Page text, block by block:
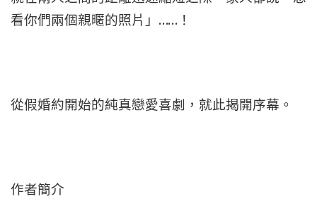
看你們兩個親暱的照片」……！
從假婚約開始的純真戀愛喜劇，就此揭開序幕。
作者簡介